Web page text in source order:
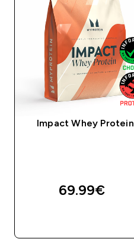
Impact Whey Protein
69.99€‎